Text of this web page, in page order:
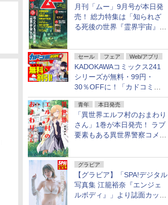
月刊「ムー」9月号が本日発
売！ 総力特集は「知られざ
る死後の世界『霊界宇宙』の
セール フェア Web/アプリ
KADOKAWAコミックス241
シリーズが無料・99円・
30％OFFに！「カドコミフ
ェア 2026」第2弾が開催中！
青年 本日発売
「異世界エルフ村のおまわり
さん」1巻が本日発売！ ラブ
要素もある異世界警察コメデ
グラビア
【グラビア】「SPA!デジタル
写真集 江籠裕奈『エンジェ
ルボディ』」より誌面カット